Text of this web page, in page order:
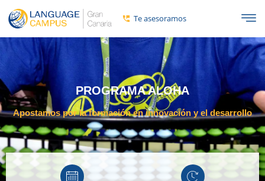
Te asesoramos
PROGRAMA ALOHA
Apostamos por la formación en innovación y el desarrollo